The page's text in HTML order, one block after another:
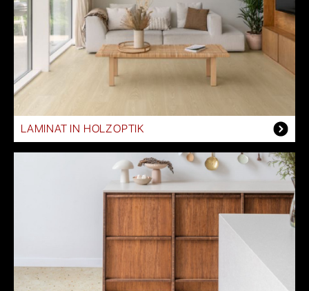
LAMINAT IN HOLZOPTIK